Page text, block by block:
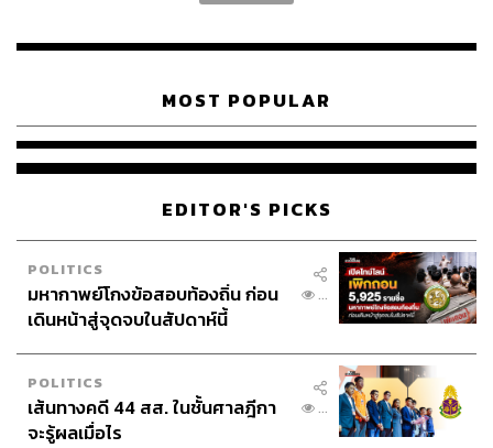
ลงทุน เนื่องจากต้องรอความชัดเจน PDP ก่อน ส่งผลให้การ
พัฒนาโครงการอาจล่าช้ากว่ากรอบเดิมที่วางไว้”
ก่อสร้างในปี 2567 ก่อนเปิดดำเนินการในปี 2569
อย่างไรก็ตาม ยืนยันว่าจะมีนักลงทุนเข้ามาใช้พื้นที่อย่าง
แน่นอน เนื่องจากขณะนี้มีทั้งนักลงทุนไทยและต่างชาติแสดง
ความสนใจจำนวนมาก โดยเฉพาะกลุ่มพลังงานสะอาดและ
อุตสาหกรรมเกี่ยวเนื่อง
MOST POPULAR
EDITOR'S PICKS
POLITICS
มหากาพย์โกงข้อสอบท้องถิ่น ก่อน
เดินหน้าสู่จุดจบในสัปดาห์นี้
...
POLITICS
เส้นทางคดี 44 สส. ในชั้นศาลฎีกา
จะรู้ผลเมื่อไร
...